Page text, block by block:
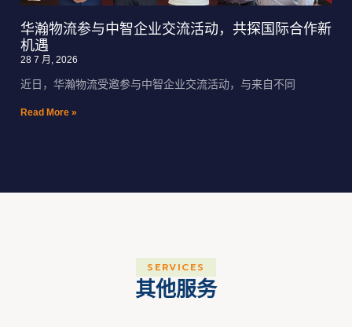
华瀚物流参与中智企业交流活动，共探国际合作新
机遇
28 7 月, 2026
近日，华瀚物流受邀参与中智企业交流活动，与来自不同
Read More »
SERVICES
其他服务